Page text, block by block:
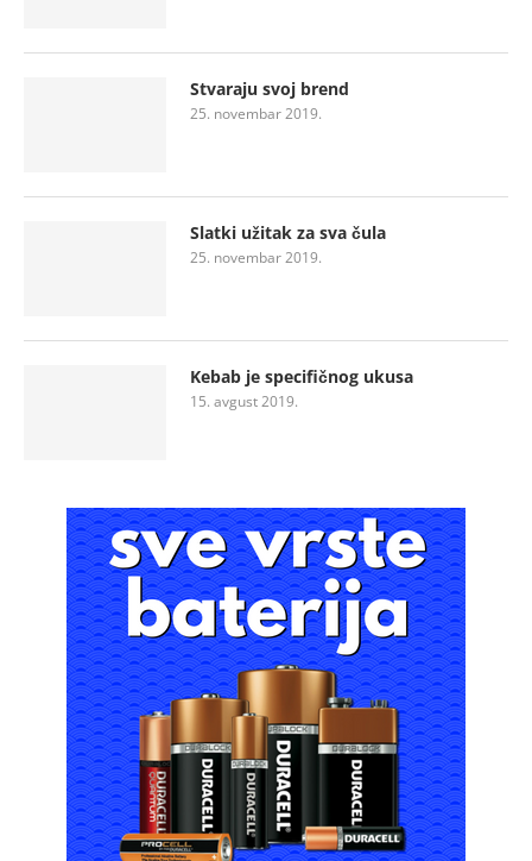
Stvaraju svoj brend
25. novembar 2019.
Slatki užitak za sva čula
25. novembar 2019.
Kebab je specifičnog ukusa
15. avgust 2019.